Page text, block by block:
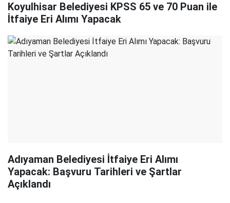
Koyulhisar Belediyesi KPSS 65 ve 70 Puan ile
İtfaiye Eri Alımı Yapacak
Adıyaman Belediyesi İtfaiye Eri Alımı
Yapacak: Başvuru Tarihleri ve Şartlar
Açıklandı